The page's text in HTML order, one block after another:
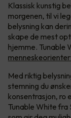
Klassisk kunstig
morgenen, til vi
belysning kan
skape de mest
hjemme. Tunable
Med riktig
stemning du
konsentrasjon, ro
Tunable White